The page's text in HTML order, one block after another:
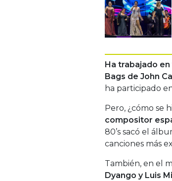
Ha trabajado
Bags de John
ha participado
Pero, ¿cómo se
compositor
80’s sacó el
canciones más
También, en el
Dyango y Luis